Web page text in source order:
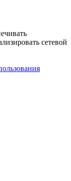
сетевой